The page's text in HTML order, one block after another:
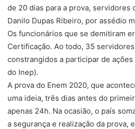
de 20 dias para a prova,
Danilo Dupas Ribeiro, por assédio
Os funcionários que se demitiram
Certificação. Ao todo, 35
constrangidos a participar de
do Inep).
A prova do Enem 2020, que
uma ideia, três dias antes do
apenas 24h. Na ocasião, o país
a segurança e realização da prova,